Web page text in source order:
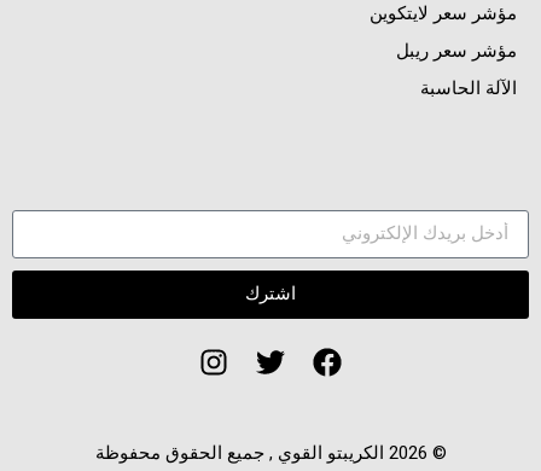
مؤشر سعر لايتكوين
مؤشر سعر ريبل
الآلة الحاسبة
اشترك
© 2026 الكريبتو القوي , جميع الحقوق محفوظة